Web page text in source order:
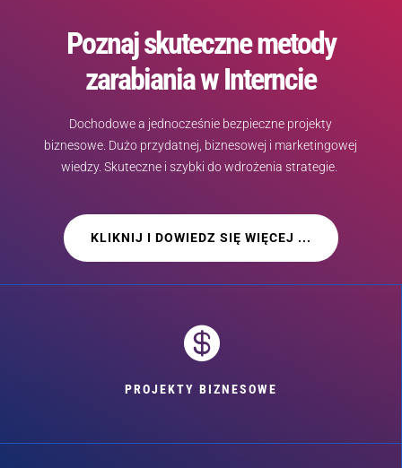
Poznaj skuteczne metody
zarabiania w Interncie
Dochodowe a jednocześnie bezpieczne projekty
biznesowe. Dużo przydatnej, biznesowej i marketingowej
wiedzy. Skuteczne i szybki do wdrożenia strategie.
KLIKNIJ I DOWIEDZ SIĘ WIĘCEJ ...

PROJEKTY BIZNESOWE